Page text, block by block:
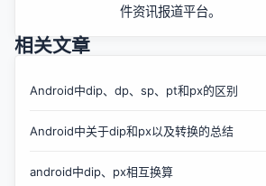
件资讯报道平台。
相关文章
Android中dip、dp、sp、pt和px的区别
Android中关于dip和px以及转换的总结
android中dip、px相互换算